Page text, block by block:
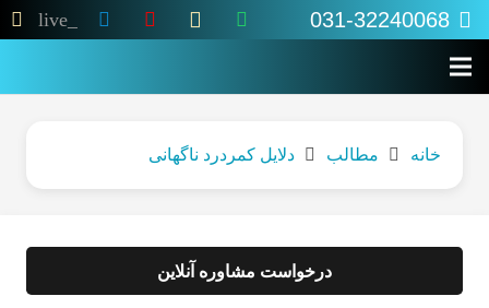
031-32240068
live_tv
خانه مطالب دلایل کمردرد ناگهانی
درخواست مشاوره آنلاین